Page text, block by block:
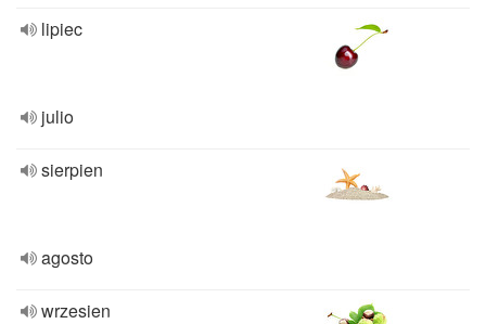
lipiec
julio
sierpien
agosto
wrzesien